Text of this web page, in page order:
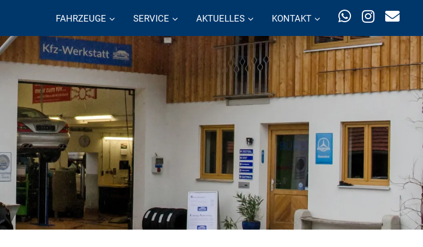
FAHRZEUGE SERVICE AKTUELLES KONTAKT